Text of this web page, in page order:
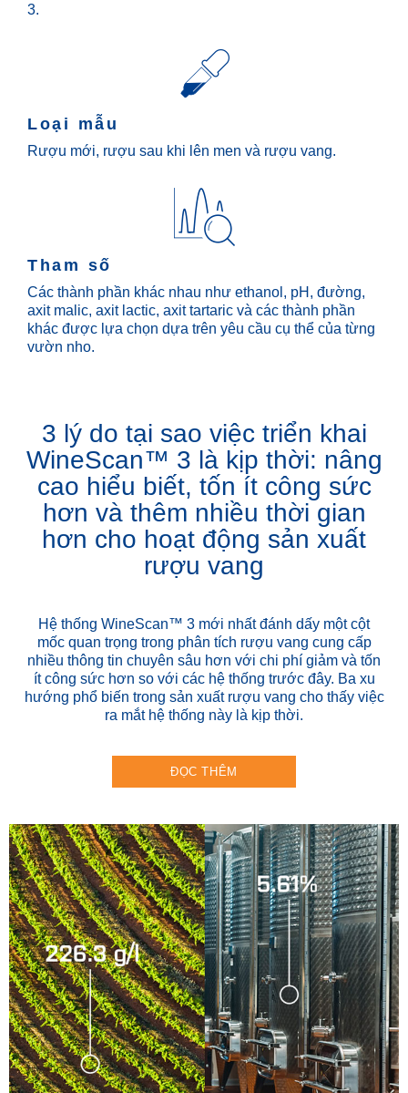
3.
Loại mẫu
Rượu mới, rượu sau khi lên men và rượu vang.
Tham số
Các thành phần khác nhau như ethanol, pH, đường,
axit malic, axit lactic, axit tartaric và các thành phần
khác được lựa chọn dựa trên yêu cầu cụ thể của từng
vườn nho.
3 lý do tại sao việc triển khai
WineScan™ 3 là kịp thời: nâng
cao hiểu biết, tốn ít công sức
hơn và thêm nhiều thời gian
hơn cho hoạt động sản xuất
rượu vang
Hệ thống WineScan™ 3 mới nhất đánh dấy một cột
mốc quan trọng trong phân tích rượu vang cung cấp
nhiều thông tin chuyên sâu hơn với chi phí giảm và tốn
ít công sức hơn so với các hệ thống trước đây. Ba xu
hướng phổ biến trong sản xuất rượu vang cho thấy việc
ra mắt hệ thống này là kịp thời.
ĐỌC THÊM